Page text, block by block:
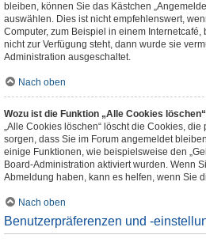
bleiben, können Sie das Kästchen
auswählen. Dies ist nicht empfehlenswert,
Computer, zum Beispiel in einem Internetcafé,
nicht zur Verfügung steht, dann wurde sie
Administration ausgeschaltet.
Nach oben
Wozu ist die Funktion „Alle Cookies
„Alle Cookies löschen“ löscht die Cookies,
sorgen, dass Sie im Forum angemeldet
einige Funktionen, wie beispielsweise den
Board-Administration aktiviert wurden. Wenn
Abmeldung haben, kann es helfen, wenn Sie
Nach oben
Benutzerpräferenzen und -